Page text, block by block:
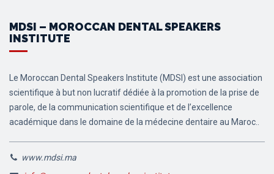
MDSI – MOROCCAN DENTAL SPEAKERS
INSTITUTE
Le Moroccan Dental Speakers Institute (MDSI) est une association
scientifique à but non lucratif dédiée à la promotion de la prise de
parole, de la communication scientifique et de l’excellence
académique dans le domaine de la médecine dentaire au Maroc..
www.mdsi.ma